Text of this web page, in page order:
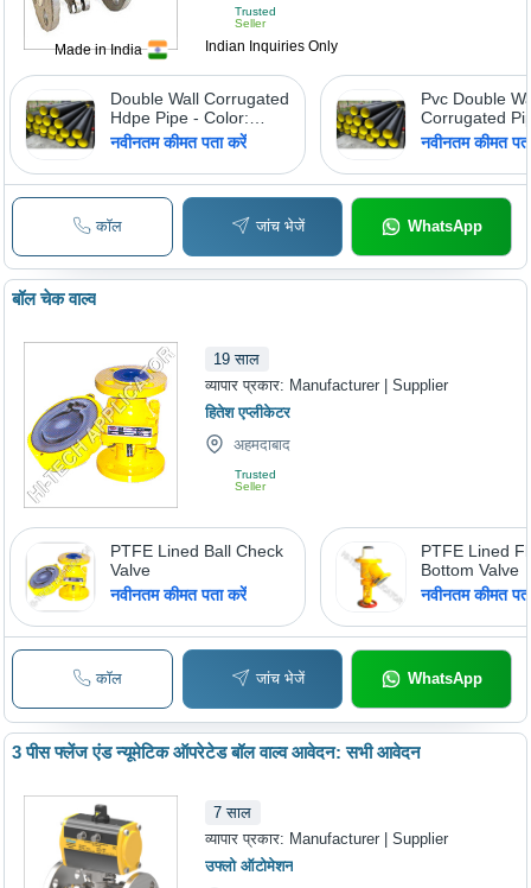
Made in India
Trusted
Seller
Indian Inquiries Only
Double Wall Corrugated
Hdpe Pipe - Color:
Black
नवीनतम कीमत पता करें
Pvc Double
Corrugated
Color: Black
नवीनतम कीमत
कॉल जांच भेजें WhatsApp
बॉल चेक वाल्व
19 साल
व्यापार प्रकार: Manufacturer | Supplier
हितेश एप्लीकेटर
अहमदाबाद
Trusted
Seller
PTFE Lined Ball Check
Valve
नवीनतम कीमत पता करें
PTFE Lined
Bottom Valve
नवीनतम कीमत
कॉल जांच भेजें WhatsApp
3 पीस फ्लेंज एंड न्यूमेटिक ऑपरेटेड बॉल वाल्व आवेदन: सभी आवेदन
7 साल
व्यापार प्रकार: Manufacturer | Supplier
उफ्लो ऑटोमेशन